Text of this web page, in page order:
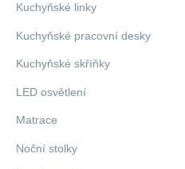
Kuchyňské linky
Kuchyňské pracovní desky
Kuchyňské skříňky
LED osvětlení
Matrace
Noční stolky